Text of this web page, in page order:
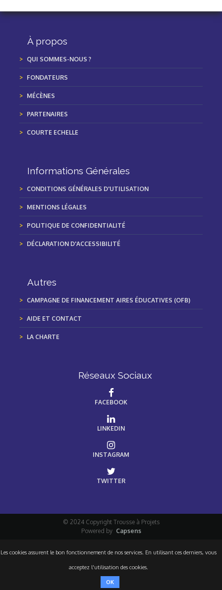
À propos
QUI SOMMES-NOUS ?
FONDATEURS
MÉCÈNES
PARTENAIRES
COURTE ECHELLE
Informations Générales
CONDITIONS GÉNÉRALES D'UTILISATION
MENTIONS LÉGALES
POLITIQUE DE CONFIDENTIALITÉ
DÉCLARATION D'ACCESSIBILITÉ
Autres
CAMPAGNE DE FINANCEMENT AIRES ÉDUCATIVES (OFB)
AIDE ET CONTACT
LA CHARTE
Réseaux Sociaux
FACEBOOK
LINKEDIN
INSTAGRAM
TWITTER
© 2024 Copyright Trousse à Projets
Powered by Capsens
Les cookies assurent le bon fonctionnement de nos services. En utilisant ces derniers, vous
acceptez l'utilisation des cookies.
OK